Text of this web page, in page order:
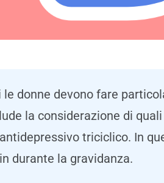
donne devono fare
la considerazione di
triciclico. In
durante la gravidanza.